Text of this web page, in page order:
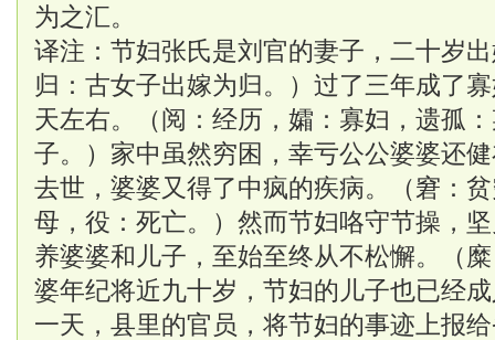
为之汇。
译注：节妇张氏是刘官的妻子，二十岁
归：古女子出嫁为归。）过了三年成了
天左右。（阅：经历，孀：寡妇，遗孤
子。）家中虽然穷困，幸亏公公婆婆还
去世，婆婆又得了中疯的疾病。（窘：
母，役：死亡。）然而节妇咯守节操，
养婆婆和儿子，至始至终从不松懈。（
婆年纪将近九十岁，节妇的儿子也已经
一天，县里的官员，将节妇的事迹上报